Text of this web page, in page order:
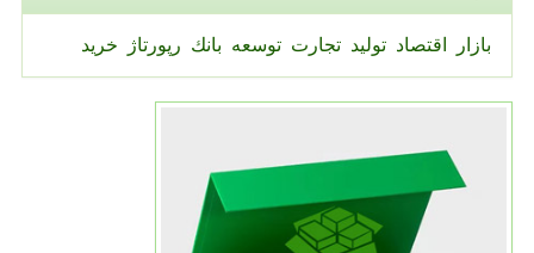
بازار اقتصاد تولید تجارت توسعه بانك رپورتاژ خرید